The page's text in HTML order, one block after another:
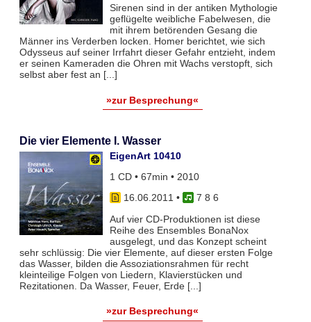
Sirenen sind in der antiken Mythologie
geflügelte weibliche Fabelwesen, die
mit ihrem betörenden Gesang die
Männer ins Verderben locken. Homer berichtet, wie sich
Odysseus auf seiner Irrfahrt dieser Gefahr entzieht, indem
er seinen Kameraden die Ohren mit Wachs verstopft, sich
selbst aber fest an [...]
»zur Besprechung«
Die vier Elemente I. Wasser
EigenArt 10410
1 CD • 67min • 2010
16.06.2011 •
7 8 6
Auf vier CD-Produktionen ist diese
Reihe des Ensembles BonaNox
ausgelegt, und das Konzept scheint
sehr schlüssig: Die vier Elemente, auf dieser ersten Folge
das Wasser, bilden die Assoziationsrahmen für recht
kleinteilige Folgen von Liedern, Klavierstücken und
Rezitationen. Da Wasser, Feuer, Erde [...]
»zur Besprechung«